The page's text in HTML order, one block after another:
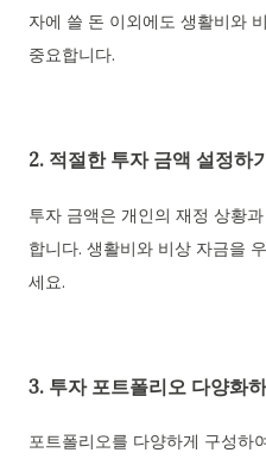
자에 쓸 돈 이외에도 생활비와
중요합니다.
2. 적절한 투자 금액 설정하
투자 금액은 개인의 재정 상황
합니다. 생활비와 비상 자금을
세요.
3. 투자 포트폴리오 다양화
포트폴리오를 다양하게 구성하